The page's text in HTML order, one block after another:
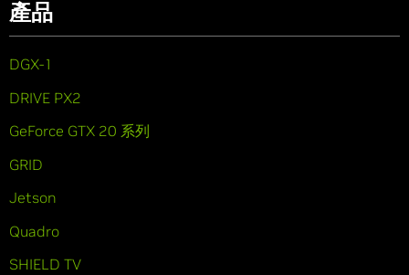
產品
DGX-1
DRIVE PX2
GeForce GTX 20 系列
GRID
Jetson
Quadro
SHIELD TV